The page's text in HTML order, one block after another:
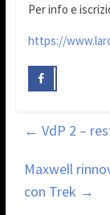
Per info e
https://
← VdP 2 –
Maxwell
con Trek →